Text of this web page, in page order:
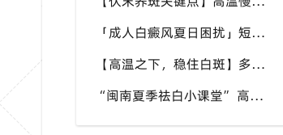
「成人白癜风夏日困扰」短袖季节白斑外露，如何兼顾社交与白斑护理，福建泉州中科白癜风医院给本地患者参考
【高温之下，稳住白斑】多重诱因交织，8 月白癜风进入波动期，福建泉州中科白癜风医院帮助患者做好全方面白斑防护
“闽南夏季祛白小课堂” 高温、海风、强日照多重考验，福建泉州中科白癜风医院面向本地白斑人群输出实用科普内容